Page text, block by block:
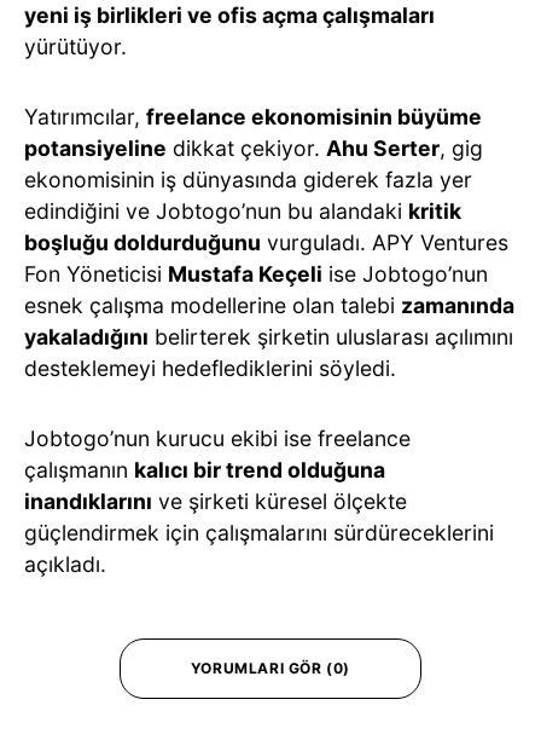
yeni iş birlikleri ve ofis açma çalışmaları
yürütüyor.
Yatırımcılar, freelance ekonomisinin büyüme
potansiyeline dikkat çekiyor. Ahu Serter, gig
ekonomisinin iş dünyasında giderek fazla yer
edindiğini ve Jobtogo’nun bu alandaki kritik
boşluğu doldurduğunu vurguladı. APY Ventures
Fon Yöneticisi Mustafa Keçeli ise Jobtogo’nun
esnek çalışma modellerine olan talebi zamanında
yakaladığını belirterek şirketin uluslarası açılımını
desteklemeyi hedeflediklerini söyledi.
Jobtogo’nun kurucu ekibi ise freelance
çalışmanın kalıcı bir trend olduğuna
inandıklarını ve şirketi küresel ölçekte
güçlendirmek için çalışmalarını sürdüreceklerini
açıkladı.
YORUMLARI GÖR (0)